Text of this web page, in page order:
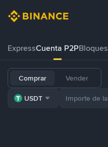
ExpressCuenta P2PBloques
Comprar Vender
USDT